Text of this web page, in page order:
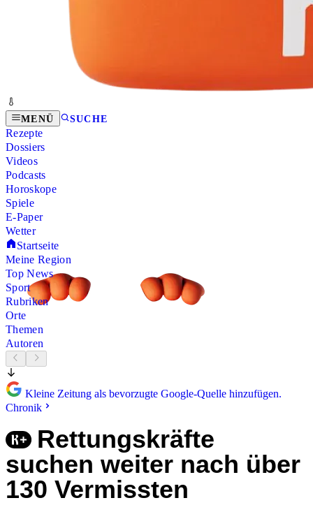
MENÜ SUCHE
Rezepte
Dossiers
Videos
Podcasts
Horoskope
Spiele
E-Paper
Wetter
Startseite
Meine Region
Top News
Sport
Rubriken
Orte
Themen
Autoren
Kleine Zeitung als bevorzugte Google-Quelle hinzufügen.
Chronik
Rettungskräfte
suchen weiter nach über
130 Vermissten